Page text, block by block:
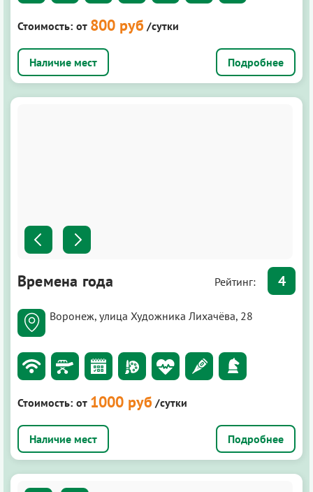
Стоимость: от 800 руб /сутки
Подробнее
Времена года Рейтинг: 4
Воронеж, улица Художника Лихачёва, 28
Стоимость: от 1000 руб /сутки
Подробнее